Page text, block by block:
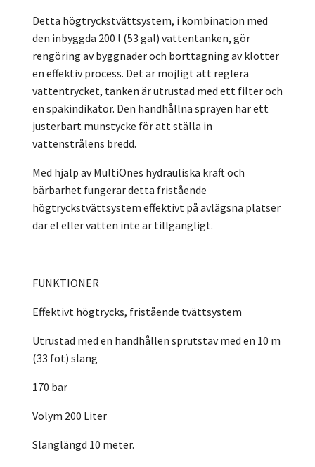
Detta högtryckstvättsystem, i kombination med
den inbyggda 200 l (53 gal) vattentanken, gör
rengöring av byggnader och borttagning av klotter
en effektiv process. Det är möjligt att reglera
vattentrycket, tanken är utrustad med ett filter och
en spakindikator. Den handhållna sprayen har ett
justerbart munstycke för att ställa in
vattenstrålens bredd.
Med hjälp av MultiOnes hydrauliska kraft och
bärbarhet fungerar detta fristående
högtryckstvättsystem effektivt på avlägsna platser
där el eller vatten inte är tillgängligt.
FUNKTIONER
Effektivt högtrycks, fristående tvättsystem
Utrustad med en handhållen sprutstav med en 10 m
(33 fot) slang
170 bar
Volym 200 Liter
Slanglängd 10 meter.